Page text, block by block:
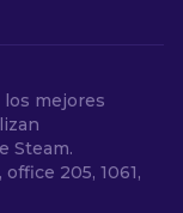
mejores
Steam.
205, 1061,